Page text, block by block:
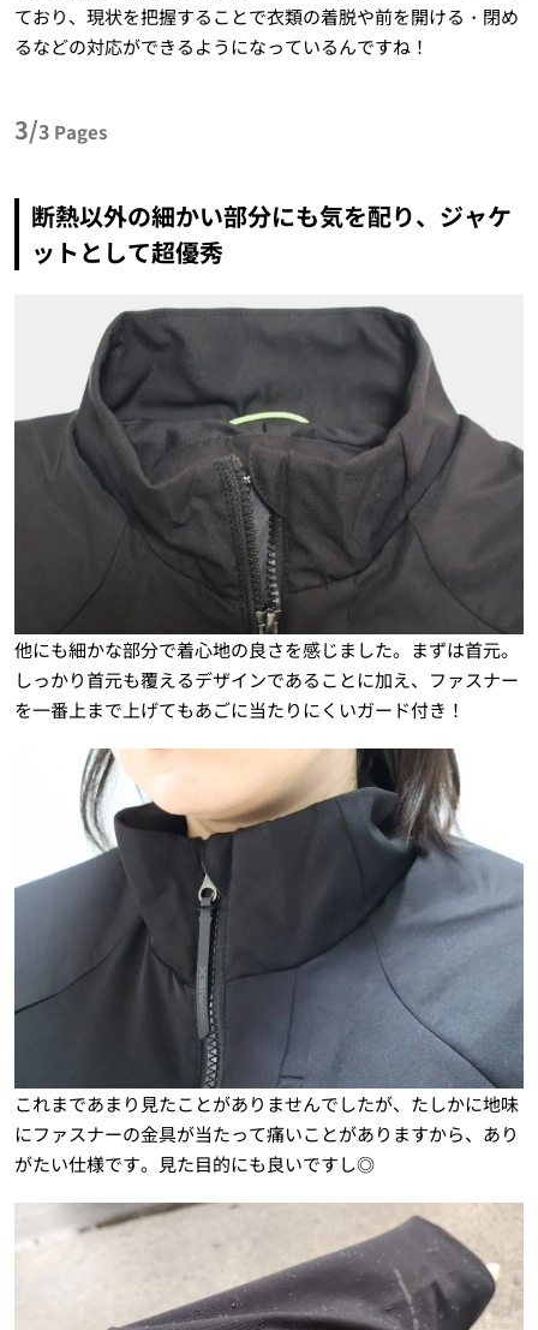
ており、現状を把握することで衣類の着脱や前を開ける・閉め
るなどの対応ができるようになっているんですね！
3/3 Pages
断熱以外の細かい部分にも気を配り、ジャケ
ットとして超優秀
他にも細かな部分で着心地の良さを感じました。まずは首元。
しっかり首元も覆えるデザインであることに加え、ファスナー
を一番上まで上げてもあごに当たりにくいガード付き！
これまであまり見たことがありませんでしたが、たしかに地味
にファスナーの金具が当たって痛いことがありますから、あり
がたい仕様です。見た目的にも良いですし◎